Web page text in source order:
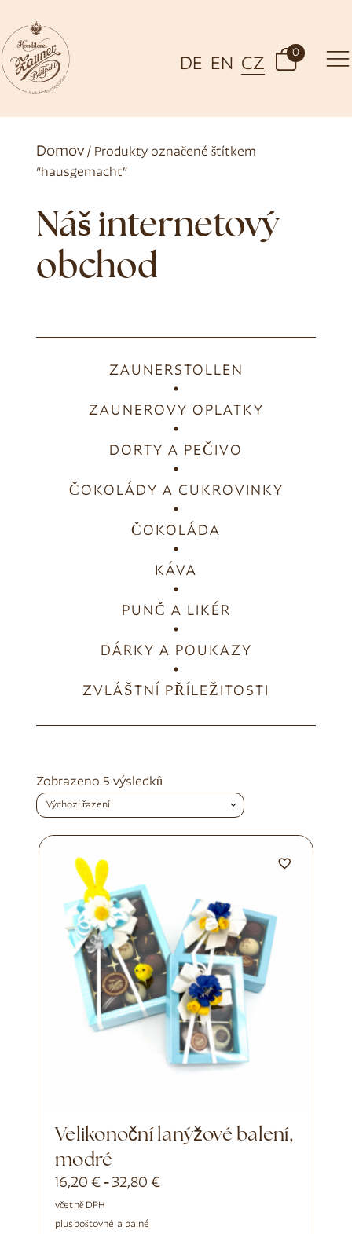
DE EN CZ
0
Domov/ Produkty označené štítkem
“hausgemacht”
Náš internetový
obchod
ZAUNERSTOLLEN
ZAUNEROVY OPLATKY
DORTY A PEČIVO
ČOKOLÁDY A CUKROVINKY
ČOKOLÁDA
KÁVA
PUNČ A LIKÉR
DÁRKY A POUKAZY
ZVLÁŠTNÍ PŘÍLEŽITOSTI
Zobrazeno 5 výsledků
Velikonoční lanýžové balení,
modré
16,20€ -32,80€
včetně DPH
pluspoštovné a balné